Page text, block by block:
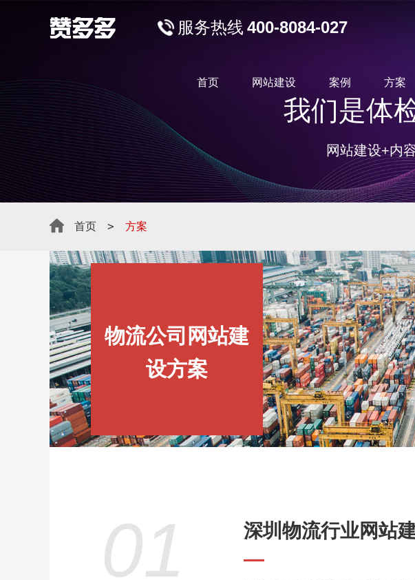
服务热线 400-8084-027
首页 网站建设 案例 方案
我们是体
网站建设+内
首页 > 方案
物流公司网站建
设方案
01 深圳物流行业网站